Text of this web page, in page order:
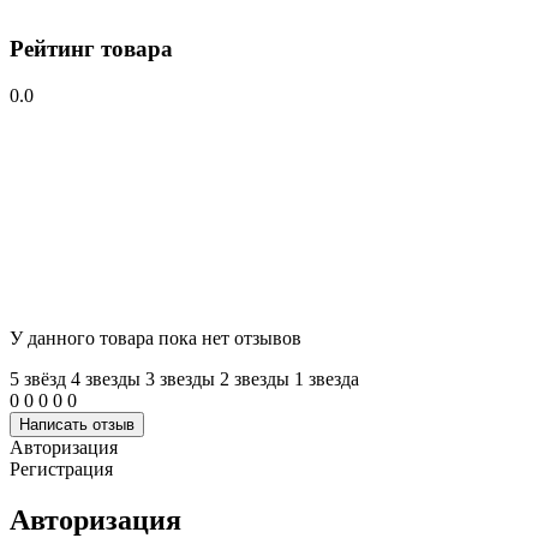
Рейтинг товара
0.0
У данного товара пока нет отзывов
5 звёзд 4 звeзды 3 звeзды 2 звeзды 1 звeзда
0 0 0 0 0
Написать отзыв
Авторизация
Регистрация
Авторизация